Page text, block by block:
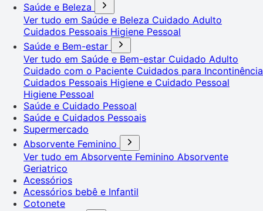
Saúde e Beleza
Ver tudo em Saúde e Beleza Cuidado Adulto
Cuidados Pessoais Higiene Pessoal
Saúde e Bem-estar
Ver tudo em Saúde e Bem-estar Cuidado Adulto
Cuidado com o Paciente Cuidados para Incontinência
Cuidados Pessoais Higiene e Cuidado Pessoal
Higiene Pessoal
Saúde e Cuidado Pessoal
Saúde e Cuidados Pessoais
Supermercado
Absorvente Feminino
Ver tudo em Absorvente Feminino Absorvente
Geriatrico
Acessórios
Acessórios bebê e Infantil
Cotonete